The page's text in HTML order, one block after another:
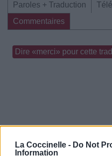
La Coccinelle - Do Not
Information
Paroles + Traduction
Commentaires
Dire «merci» pour cette